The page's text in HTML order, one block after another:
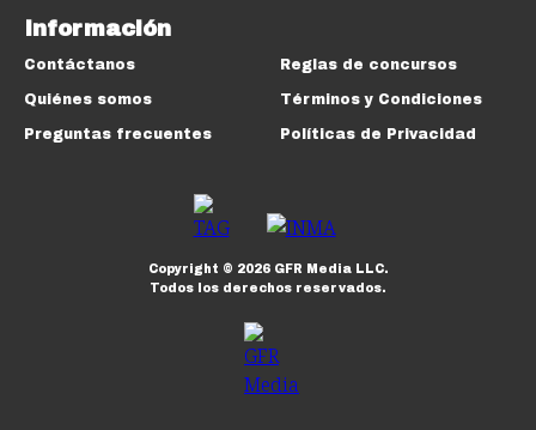
Información
Contáctanos
Quiénes somos
Preguntas frecuentes
Reglas de concursos
Términos y Condiciones
Políticas de Privacidad
Copyright © 2026GFR Media LLC.
Todos los derechos reservados.